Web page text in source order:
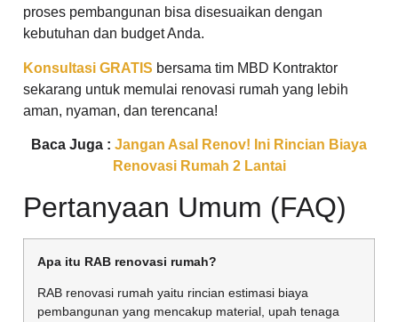
proses pembangunan bisa disesuaikan dengan
kebutuhan dan budget Anda.
Konsultasi GRATIS bersama tim MBD Kontraktor
sekarang untuk memulai renovasi rumah yang lebih
aman, nyaman, dan terencana!
Baca Juga : Jangan Asal Renov! Ini Rincian Biaya
Renovasi Rumah 2 Lantai
Pertanyaan Umum (FAQ)
Apa itu RAB renovasi rumah?
RAB renovasi rumah yaitu rincian estimasi biaya
pembangunan yang mencakup material, upah tenaga